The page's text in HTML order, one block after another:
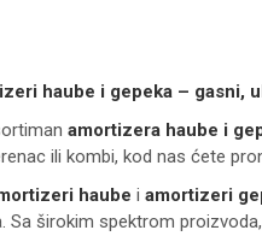
haube i gepeka – gasni,
amortizera haube i
ili kombi, kod nas ćete
haube i amortizeri
Sa širokim spektrom